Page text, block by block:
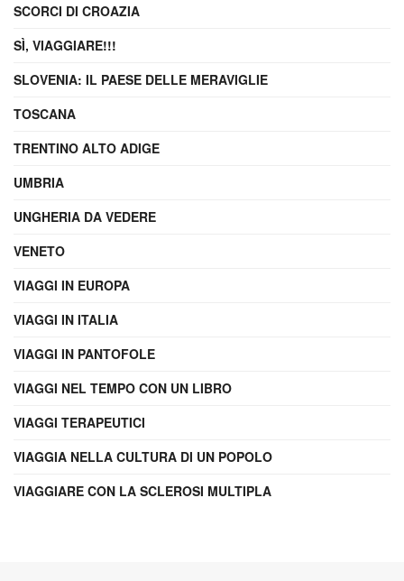
SCORCI DI CROAZIA
SÌ, VIAGGIARE!!!
SLOVENIA: IL PAESE DELLE MERAVIGLIE
TOSCANA
TRENTINO ALTO ADIGE
UMBRIA
UNGHERIA DA VEDERE
VENETO
VIAGGI IN EUROPA
VIAGGI IN ITALIA
VIAGGI IN PANTOFOLE
VIAGGI NEL TEMPO CON UN LIBRO
VIAGGI TERAPEUTICI
VIAGGIA NELLA CULTURA DI UN POPOLO
VIAGGIARE CON LA SCLEROSI MULTIPLA